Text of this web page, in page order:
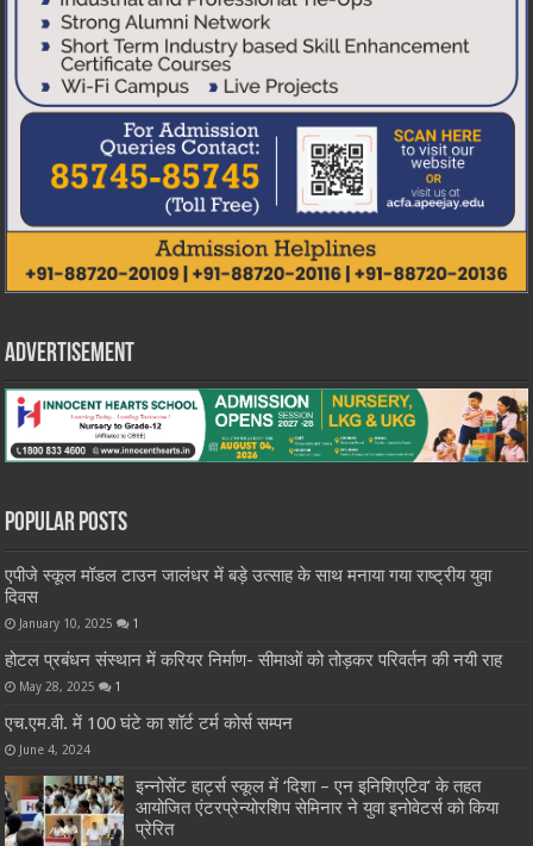
Advertisement
Popular Posts
एपीजे स्कूल मॉडल टाउन जालंधर में बड़े उत्साह के साथ मनाया गया राष्ट्रीय युवा
दिवस
January 10, 2025 1
होटल प्रबंधन संस्थान में करियर निर्माण- सीमाओं को तोड़कर परिवर्तन की नयी राह
May 28, 2025 1
एच.एम.वी. में 100 घंटे का शॉर्ट टर्म कोर्स सम्पन
June 4, 2024
इन्नोसेंट हार्ट्स स्कूल में ‘दिशा – एन इनिशिएटिव’ के तहत
आयोजित एंटरप्रेन्योरशिप सेमिनार ने युवा इनोवेटर्स को किया
प्रेरित